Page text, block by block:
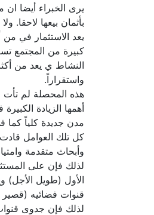
يرى الخبراء أيضا
بأثمان بيعها لاحقا.
يعد الاستثمار في
كبيرة من المجتمع
النشاط ي يعد من
واستقراراً.
هذه المحصلة لم
أهمها الزيادة
مدن جديدة كلياً
كل تلك العوامل
وأبحاث متقدمة
لذلك فإن على
الأول (طويل الأجل)
قنوات فضائيه (قصير
لذلك فإن جدوى قنوات